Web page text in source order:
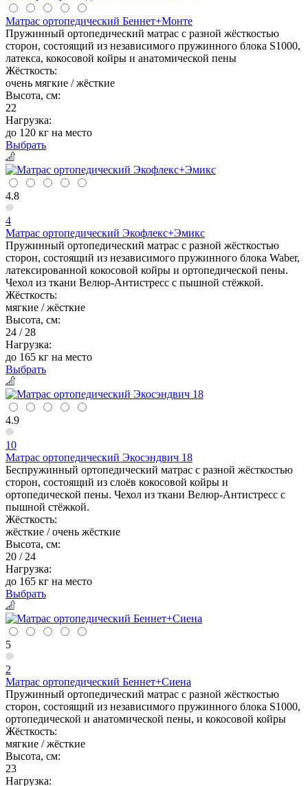
Матрас ортопедический Беннет+Монте
Пружинный ортопедический матрас с разной жёсткостью
сторон, состоящий из независимого пружинного блока S1000,
латекса, кокосовой койры и анатомической пены
Жёсткость:
очень мягкие / жёсткие
Высота, см:
22
Нагрузка:
до 120 кг на место
Выбрать
4.8
4
Матрас ортопедический Экофлекс+Эмикс
Пружинный ортопедический матрас с разной жёсткостью
сторон, состоящий из независимого пружинного блока Waber,
латексированной кокосовой койры и ортопедической пены.
Чехол из ткани Велюр-Антистресс с пышной стёжкой.
Жёсткость:
мягкие / жёсткие
Высота, см:
24 / 28
Нагрузка:
до 165 кг на место
Выбрать
4.9
10
Матрас ортопедический Экосэндвич 18
Беспружинный ортопедический матрас с разной жёсткостью
сторон, состоящий из слоёв кокосовой койры и
ортопедической пены. Чехол из ткани Велюр-Антистресс с
пышной стёжкой.
Жёсткость:
жёсткие / очень жёсткие
Высота, см:
20 / 24
Нагрузка:
до 165 кг на место
Выбрать
5
2
Матрас ортопедический Беннет+Сиена
Пружинный ортопедический матрас с разной жёсткостью
сторон, состоящий из независимого пружинного блока S1000,
ортопедической и анатомической пены, и кокосовой койры
Жёсткость:
мягкие / жёсткие
Высота, см:
23
Нагрузка: